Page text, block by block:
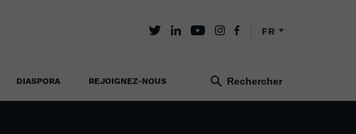
FR
DIASPORA REJOIGNEZ-NOUS